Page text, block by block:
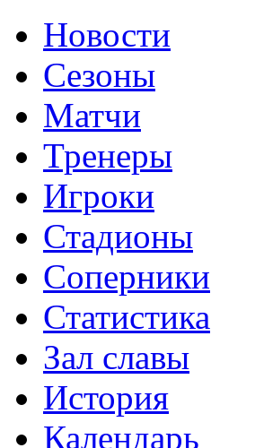
Новости
Сезоны
Матчи
Тренеры
Игроки
Стадионы
Соперники
Статистика
Зал славы
История
Календарь